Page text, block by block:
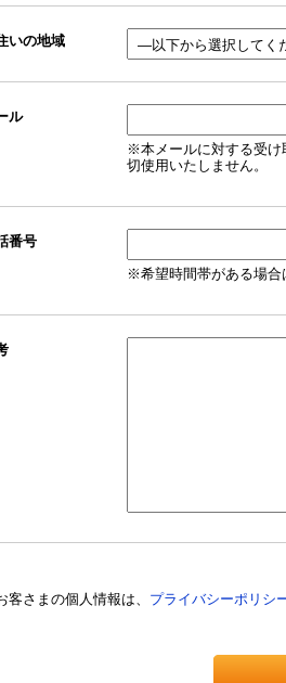
いの地域
ル
※本メールに対する受け
切使用いたしません。
番号
※希望時間帯がある場合
客さまの個人情報は、 プライバシーポリシ